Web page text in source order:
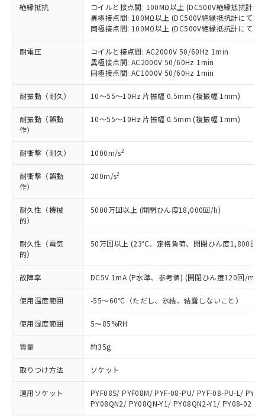
絶縁抵抗
コイルと接点間: 100MΩ以上 (DC500V絶縁抵抗計に
異極接点間: 100MΩ以上 (DC500V絶縁抵抗計にて)
同極接点間: 100MΩ以上 (DC500V絶縁抵抗計にて)
耐電圧
コイルと接点間: AC2000V 50/60Hz 1min
異極接点間: AC2000V 50/60Hz 1min
同極接点間: AC1000V 50/60Hz 1min
耐振動（耐久） 10～55～10Hz 片振幅 0.5mm (複振幅 1mm)
耐振動（誤動
作）
10～55～10Hz 片振幅 0.5mm (複振幅 1mm)
耐衝撃（耐久） 1000m/s2
耐衝撃（誤動
作）
200m/s2
耐久性（機械
的）
5000万回以上 (開閉ひん度18,000回/h)
耐久性（電気
的）
50万回以上 (23℃、定格負荷、開閉ひん度1,800回/
故障率 DC5V 1mA (P水準、参考値) (開閉ひん度120回/min)
使用温度範囲 -55～60℃（ただし、氷結、結露しないこと）
使用湿度範囲 5～85%RH
質量 約35g
取りつけ方法 ソケット
適用ソケット
PYF08S/ PYF08M/ PYF-08-PU/ PYF-08-PU-L/
PY08QN2/ PY08QN-Y1/ PY08QN2-Y1/ PY08-02
当社制御機器事業取扱商品の中には、
本サービスの対象外となる商品もある
ことをご了承ください。
在庫状況および標準価格照会結果は、
記載している更新日時点での社内デー
タに基づき作成されるものであり、閲
覧された時点での実際の在庫および標
準価格とは異なる場合があることをご
了承ください。
正式な納期状況および標準価格はお客
ムロン制御機器販売店・当社販売員に
ご相談ください。
オムロン制御機器販売店や当社販売拠
点は「販売ネットワーク
在庫状況および標準価格結果を当社の
事前の承諾なく第三者に漏洩または開
示しないようお願いします。
マイパーツ機能（部品リスト作成サー
メンバーズにご登録されている必要が
あります。
お客様が当ウェブサイト上で当社にご
登録された部品リストについて、当社
品・サービスに関するお客様との取
引・商談に必要な範囲で利用すること
をご了承ください。
※当社の共同利用者とは、
の共同利用に関して"
の「1.共同利
用者の範囲」に記載されている法人を
指します。
仕入先様の事情により、非含有部品として
いたものが、含有品と判明した場合などや
むを得ず変更することがあります。
*EU RoHS指令（10物質）：
鉛(Pb) 1000ppm以下、 水銀(Hg) 1000ppm以下、 カド
類(PBB) 1000ppm以下、ポリ臭化ジフェニルエーテル類
(PBDE) 1000ppm以下、フタル酸ビス(2-エチルヘキシ
ル) (DEHP)(別名：DOP) 1000ppm以下、フタル酸ブチ
ルベンジル（BBP） 1000ppm以下、フタル酸ジブチル
(DIBP) 1000ppm以下
但し、RoHS指令で産業用監視および制御機器に対する
図的な使用がないことを確認しています。
※2 対応予定月
部品在庫の切り替え状況などにより、予定
月が前後することがあります。
※3 非含有証明書ダウンロード
下記の非含有証明書をダウンロードするこ
とができます。
51物質の非含有証明書（当社基準）
※本証明書は発行日時点で非含有を証明す
るもので、過去に遡って非含有を証明する
ものではありません。
「×」：最大均質材料含有率が中国RoHSの
基準値を超えていることを示します。
「－」：未確認です。当社販売部門へお問
い合わせください。
*中国RoHS10物質の基準値 (GB/T26572)：
Pb(鉛) :1000ppm、 Hg(水銀) : 1000ppm、 Cd(カドミウ
ム) : 100ppm、
Cr(Ⅵ)(六価クロム) : 1000ppm、 PBBs(ポリ臭化ビフェ
ニル類) : 1000ppm、 PBDEs(ポリ臭化ジフェニルエーテ
ル類) : 1000ppm、
DBP(フタル酸ジブチル) : 1000ppm、 DIBP(フタル酸ジ
ル) : 1000ppm、
DEHP(フタル酸ビス(2-エチルヘキシル)) : 1000ppm
「ｅ」：有害物質（10物質）のすべてが基
「10」：通常の使用状況下において有害物
質が外部に漏えいし、環境に深刻な影響を
及ぼさない年数を意味します。
「－」：未確認です。当社販売部門へお問
い合わせください。
当社は、これら貴社製品のうち、外国
為替および外国貿易法に定める商品
（以下｢規制貨物等」という）を輸出
または国外への提供する場合は、日本
国政府の輸出許可(または役務取引許
可)を取得するなどの必要な手続きを
とります。
当社は規制貨物を破棄する場合は、完
全に破砕するなど、違法に輸出されな
いよう必要な手段を講じます。
当社は貴社製品を、核兵器、ミサイ
ル、化学兵器、生物兵器またはその他
武器並びにこれらの製造装置等に一切
当社は、貴社製品を第三者に販売する
場合は、上記1、2および3の内容を当
販売先および販売に係わる関係者が違
法に輸出するおそれがある場合は、取
り引きをいたしません。
説明
一定数以上の在庫あり
一定数には満たないが在庫あり
在庫なし(最新の在庫状況につ
いては、お客様のお取引先、ま
機器販売店・当社販売員にご確
認ください)
空
受注生産機種、また在庫状況の